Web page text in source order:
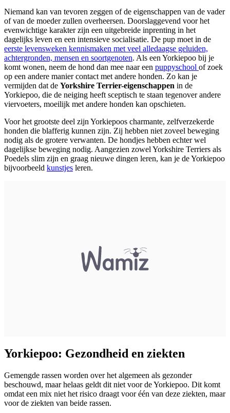
Niemand kan van tevoren zeggen of de eigenschappen van de vader
of van de moeder zullen overheersen. Doorslaggevend voor het
evenwichtige karakter zijn een uitgebreide inprenting in het
dagelijks leven en een intensieve socialisatie. De pup moet in de
eerste levensweken kennismaken met veel alledaagse geluiden,
achtergronden, mensen en soortgenoten. Als een Yorkiepoo bij je
komt wonen, neem de hond dan mee naar een puppyschool of zoek
op een andere manier contact met andere honden. Zo kan je
vermijden dat de Yorkshire Terrier-eigenschappen in de
Yorkiepoo, die de neiging heeft sceptisch te staan tegenover andere
viervoeters, moeilijk met andere honden kan opschieten.
Voor het grootste deel zijn Yorkiepoos charmante, zelfverzekerde
honden die blafferig kunnen zijn. Zij hebben niet zoveel beweging
nodig als de grotere verwanten. De hondjes hebben echter wel
dagelijkse beweging nodig. Aangezien zowel Yorkshire Terriers als
Poedels slim zijn en graag nieuwe dingen leren, kan je de Yorkiepoo
bijvoorbeeld kunstjes leren.
Yorkiepoo: Gezondheid en ziekten
Gemengde rassen worden over het algemeen als gezonder
beschouwd, maar helaas geldt dit niet voor de Yorkiepoo. Dit komt
omdat een mix niet het risico draagt voor één van deze ziekten, maar
voor de ziekten van beide rassen.